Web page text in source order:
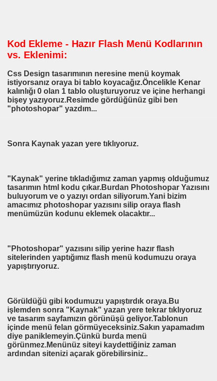
Kod Ekleme - Hazır Flash Menü Kodlarının
vs. Eklenimi:
Css Design tasarımının neresine menü koymak
istiyorsanız oraya bi tablo koyacağız.Öncelikle Kenar
kalınlığı 0 olan 1 tablo oluşturuyoruz ve içine herhangi
bişey yazıyoruz.Resimde gördüğünüz gibi ben
"photoshopar" yazdım...
Sonra Kaynak yazan yere tıklıyoruz.
"Kaynak" yerine tıkladığımız zaman yapmış olduğumuz
tasarımın html kodu çıkar.Burdan Photoshopar Yazısını
buluyorum ve o yazıyı ordan siliyorum.Yani bizim
amacımız photoshopar yazısını silip oraya flash
menümüzün kodunu eklemek olacaktır...
"Photoshopar" yazısını silip yerine hazır flash
sitelerinden yaptığımız flash menü kodumuzu oraya
yapıştırıyoruz.
Görüldüğü gibi kodumuzu yapıştırdık oraya.Bu
işlemden sonra "Kaynak" yazan yere tekrar tıklıyoruz
ve tasarım sayfamızın görünüşü geliyor.Tablonun
içinde menü felan görmüyeceksiniz.Sakın yapamadım
diye paniklemeyin.Çünkü burda menü
görünmez.Menünüz siteyi kaydettiğiniz zaman
ardından sitenizi açarak görebilirsiniz..